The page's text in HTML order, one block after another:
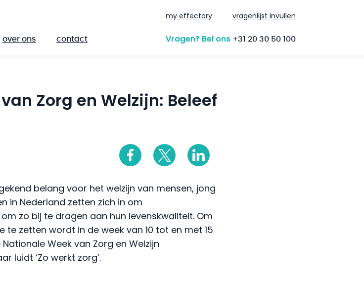
my effectory vragenlijst invullen
over ons contact Vragen? Bel ons +31 20 30 50 100
Zorg en Welzijn: Beleef
belang voor het welzijn van mensen, jong
in Nederland zetten zich in om
zo bij te dragen aan hun levenskwaliteit. Om
te zetten wordt in de week van 10 tot en met 15
Week van Zorg en Welzijn
luidt ‘Zo werkt zorg’.